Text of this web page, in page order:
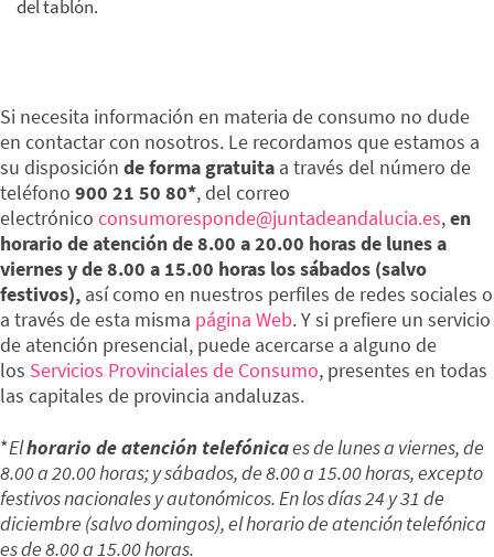
del tablón.
Si necesita información en materia de consumo no dude
en contactar con nosotros. Le recordamos que estamos a
su disposición de forma gratuita a través del número de
teléfono 900 21 50 80*, del correo
electrónico consumoresponde@juntadeandalucia.es,en
horario de atención de 8.00 a 20.00 horas de lunes a
viernes y de 8.00 a 15.00 horas los sábados (salvo
festivos), así como en nuestros perfiles de redes sociales o
a través de esta misma página Web. Y si prefiere un servicio
de atención presencial, puede acercarse a alguno de
los Servicios Provinciales de Consumo, presentes en todas
las capitales de provincia andaluzas.
*Elhorario de atención telefónicaes de lunes a viernes, de
8.00 a 20.00 horas; y sábados, de 8.00 a 15.00 horas, excepto
festivos nacionales y autonómicos. En los días 24 y 31 de
diciembre (salvo domingos), el horario de atención telefónica
es de 8.00 a 15.00 horas.